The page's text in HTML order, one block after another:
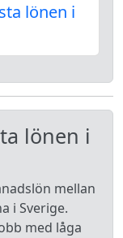
lönen i
lönen i
mellan
i Sverige.
med låga